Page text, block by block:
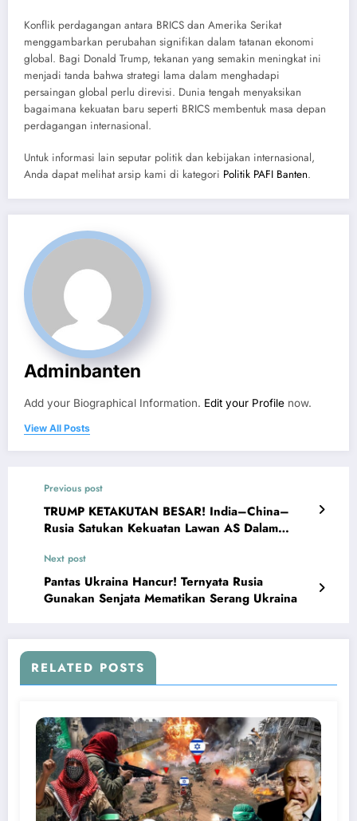
Konflik perdagangan antara BRICS dan Amerika Serikat
menggambarkan perubahan signifikan dalam tatanan ekonomi
global. Bagi Donald Trump, tekanan yang semakin meningkat ini
menjadi tanda bahwa strategi lama dalam menghadapi
persaingan global perlu direvisi. Dunia tengah menyaksikan
bagaimana kekuatan baru seperti BRICS membentuk masa depan
perdagangan internasional.
Untuk informasi lain seputar politik dan kebijakan internasional,
Anda dapat melihat arsip kami di kategori Politik PAFI Banten.
Adminbanten
Add your Biographical Information. Edit your Profile now.
View All Posts
Previous post
TRUMP KETAKUTAN BESAR! India–China–
Rusia Satukan Kekuatan Lawan AS Dalam
Next post
Pantas Ukraina Hancur! Ternyata Rusia
Gunakan Senjata Mematikan Serang Ukraina
RELATED POSTS